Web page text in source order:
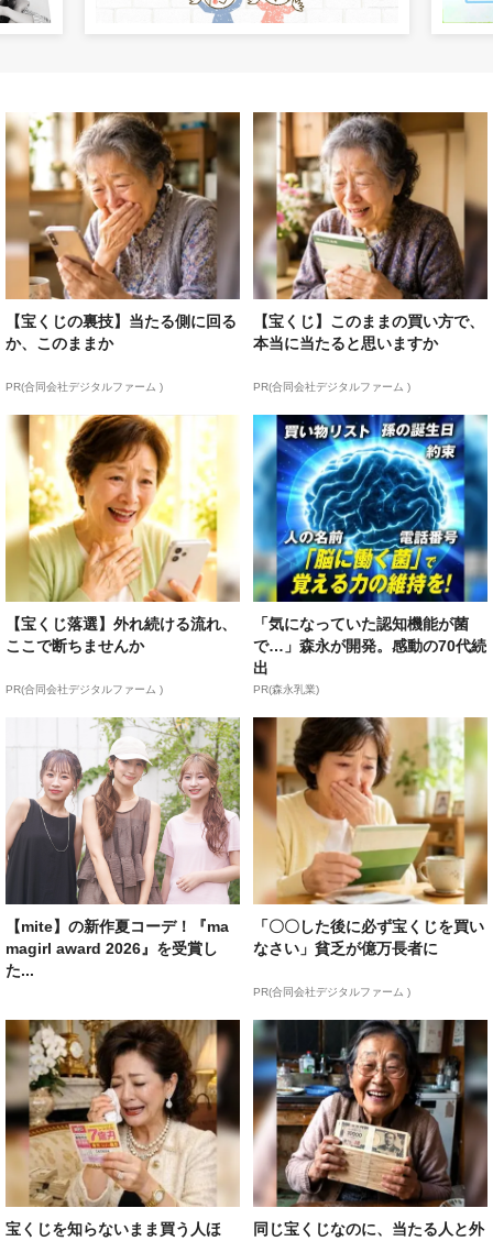
【宝くじの裏技】当たる側に回る
か、このままか
PR(合同会社デジタルファーム )
【宝くじ】このままの買い方で、
本当に当たると思いますか
PR(合同会社デジタルファーム )
【宝くじ落選】外れ続ける流れ、
ここで断ちませんか
PR(合同会社デジタルファーム )
「気になっていた認知機能が菌
で…」森永が開発。感動の70代続
出
PR(森永乳業)
【mite】の新作夏コーデ！『ma
magirl award 2026』を受賞し
た...
「〇〇した後に必ず宝くじを買い
なさい」貧乏が億万長者に
PR(合同会社デジタルファーム )
宝くじを知らないまま買う人ほ
同じ宝くじなのに、当たる人と外